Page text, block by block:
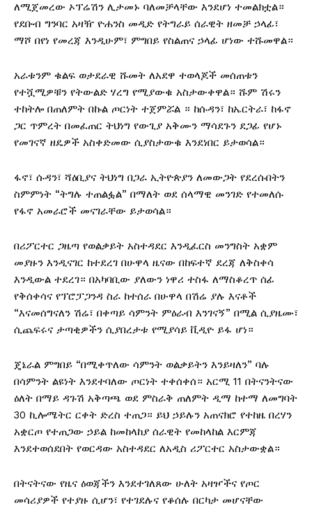
ለሚጀመረው ኦፕሬሽን ሊታመኑ ባለመቻላቸው እንደሆነ ተመልክቷል።
የደቡብ ግንባር አዛዥ ዮሐንስ መዲድ የትግራይ ሰራዊት ዘመቻ ኃላፊ፣
ማሾ በየነ የመረጃ እንዲሁም፣ ምግበይ የስልጠና ኃላፊ ሆነው ተሹመዋል።
አራቱንም ቁልፍ ወታደራዊ ሹመት ለአደዋ ተወላጆች መሰጠቱን
የተሿሚዎቹን የትውልድ ሃረግ የሚያውቁ አስታውቀዋል። ሹም ሽሩን
ተከትሎ በጠለምት በኩል ጦርነት ተጀምሯል ። ከሱዳን፣ ከኤርትራ፣ ከፋኖ
ጋር ጥምረት በመፈጠር ትህነግ የውጊያ አቅሙን ማሳደጉን ደጋፊ የሆኑ
የመገናኛ ዘዴዎች አስቀድመው ሲያስታውቁ እንደነበር ይታወሳል።
ፋኖ፣ ሱዳን፣ ሻዕቢያና ትህነግ በጋራ ኢትዮጵያን ለመውጋት የደረሱበትን
ስምምነት “ትግሉ ተጠልፏል” በማለት ወደ ሰላማዊ መንገድ የተመለሱ
የፋኖ አመራሮች መናገራቸው ይታወሳል።
በሪፖርተር ጋዜጣ የወልቃይት አስተዳደር እንዲፈርስ መንግስት አቋም
መያዙን እንዲናገር ከተደረገ በሁዋላ ዜናው በከፍተኛ ደረጃ ለቅስቀሳ
እንዲውል ተደረገ። በአካባቢው ያለውን ነዋሪ ተስፋ ለማስቆረጥ ሰፊ
የቅሰቀሳና የፕሮፓጋንዳ ስራ ከተሰራ በሁዋላ በሽሬ ያሉ እናቶች
“እናመሰግናለን ሽሬ፣ በቀጣይ ሳምንት ምዕራብ እንገናኝ” በሚል ሲያዜሙ፣
ሲጨፍሩና ታጣቂዎችን ሲያበረታቱ የሚያሳይ ቪዲዮ ይፋ ሆነ።
ጄኔራል ምግበይ “በሚቀጥለው ሳምንት ወልቃይትን እንይዛለን” ባሉ
በሳምንት ልዩነት እንደተባለው ጦርነት ተቀሰቀሰ። አርሚ 11 በትናንትናው
ዕለት በማይ ዳጉሽ አቅጣጫ ወደ ምስራቅ ጠለምት ዲማ ከተማ ለመግባት
30 ኪሎሜትር ርቀት ድረስ ተጠጋ። ይህ ኃይሉን አጠናክሮ የተከዜ በረሃን
አቋርጦ የተጠጋው ኃይል ከመከላከያ ሰራዊት የመከላከል እርምጃ
እንደተወሰደበት የወርዳው አስተዳደር ለአዲስ ሪፖርተር አስታውቋል።
በትናትናው የዜና ዕወጃችን እንደተገለጸው ሁለት አዛዦችና የጦር
መሳሪያዎች የተያዙ ሲሆን፣ የተገደሉና የቆሰሉ በርካታ መሆናቸው